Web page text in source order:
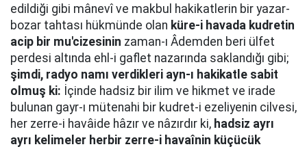
edildiği gibi mânevî ve makbul hakikatlerin bir yazar-
bozar tahtası hükmünde olan küre-i havada kudretin
acip bir mu'cizesinin zaman-ı Âdemden beri ülfet
perdesi altında ehl-i gaflet nazarında saklandığı gibi;
şimdi, radyo namı verdikleri ayn-ı hakikatle sabit
olmuş ki: İçinde hadsiz bir ilim ve hikmet ve irade
bulunan gayr-ı mütenahi bir kudret-i ezeliyenin cilvesi,
her zerre-i havâide hâzır ve nâzırdır ki, hadsiz ayrı
ayrı kelimeler herbir zerre-i havaînin küçücük